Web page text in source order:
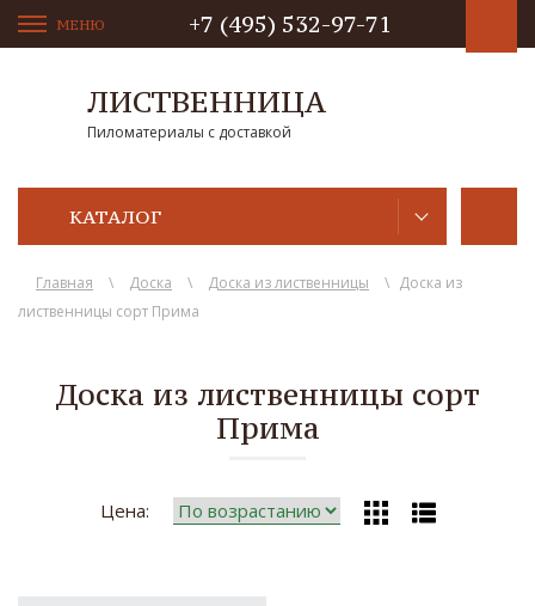
МЕНЮ +7 (495) 532-97-71
ЛИСТВЕННИЦА
Пиломатериалы с доставкой
КАТАЛОГ
Главная \ Доска \ Доска из лиственницы \ Доска из
лиственницы сорт Прима
Доска из лиственницы сорт
Прима
Цена: